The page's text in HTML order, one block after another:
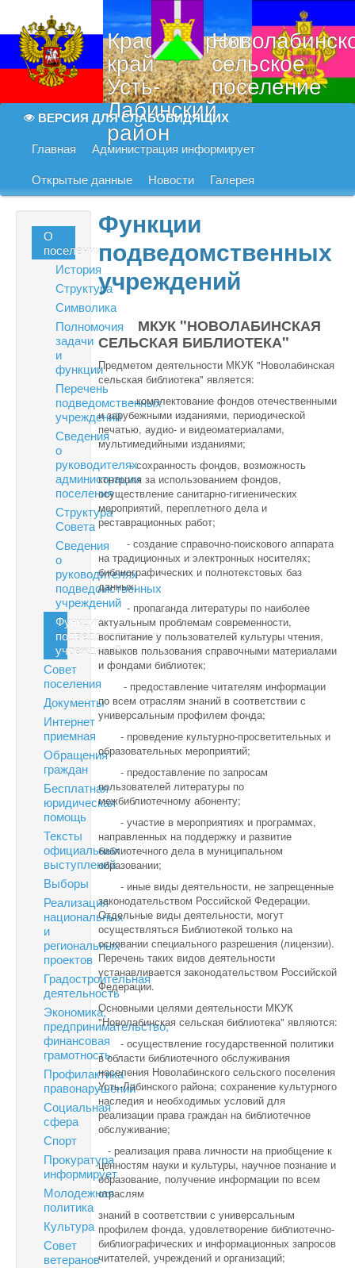
Краснодарский
край
Усть-
Лабинский
район
сельское
поселение
ВЕРСИЯ ДЛЯ СЛАБОВИДЯЩИХ
Главная Администрация информирует
Открытые данные Новости Галерея
О
поселении
История
Структура
Символика
Полномочия
задачи
и
функции
Перечень
подведомственных
учреждений
Сведения
о
руководителях
администрации
поселения
Структура
Совета
Сведения
о
руководителях
подведомственных
учреждений
Функции
подведомственных
учреждений
Совет
поселения
Документы
Интернет
приемная
Обращения
граждан
Бесплатная
юридическая
помощь
Тексты
официальных
выступлений
Выборы
Реализация
национальных
и
региональных
проектов
Градостроительная
деятельность
Экономика,
предпринимательство,
финансовая
грамотность
Профилактика
правонарушений
Социальная
сфера
Спорт
Прокуратура
информирует
Молодежная
политика
Культура
Совет
ветеранов
Функции
подведомственных
учреждений
МКУК "НОВОЛАБИНСКАЯ
СЕЛЬСКАЯ БИБЛИОТЕКА"
Предметом деятельности МКУК "Новолабинская
сельская библиотека" является:
- комплектование фондов отечественными
и зарубежными изданиями, периодической
печатью, аудио- и видеоматериалами,
мультимедийными изданиями;
- сохранность фондов, возможность
контроля за использованием фондов,
осуществление санитарно-гигиенических
мероприятий, переплетного дела и
реставрационных работ;
- создание справочно-поискового аппарата
на традиционных и электронных носителях;
библиографических и полнотекстовых баз
данных;
- пропаганда литературы по наиболее
актуальным проблемам современности,
воспитание у пользователей культуры чтения,
навыков пользования справочными материалами
и фондами библиотек;
- предоставление читателям информации
по всем отраслям знаний в соответствии с
универсальным профилем фонда;
- проведение культурно-просветительных и
образовательных мероприятий;
- предоставление по запросам
пользователей литературы по
межбиблиотечному абоненту;
- участие в мероприятиях и программах,
направленных на поддержку и развитие
библиотечного дела в муниципальном
образовании;
- иные виды деятельности, не запрещенные
законодательством Российской Федерации.
Отдельные виды деятельности, могут
осуществляться Библиотекой только на
основании специального разрешения (лицензии).
Перечень таких видов деятельности
устанавливается законодательством Российской
Федерации.
Основными целями деятельности МКУК
"Новолабинская сельская библиотека" являются:
- осуществление государственной политики
в области библиотечного обслуживания
населения Новолабинского сельского поселения
Усть-Лабинского района; сохранение культурного
наследия и необходимых условий для
реализации права граждан на библиотечное
обслуживание;
- реализация права личности на приобщение к
ценностям науки и культуры, научное познание и
образование, получение информации по всем
отраслям
знаний в соответствии с универсальным
профилем фонда, удовлетворение библиотечно-
библиографических и информационных запросов
читателей, учреждений и организаций;